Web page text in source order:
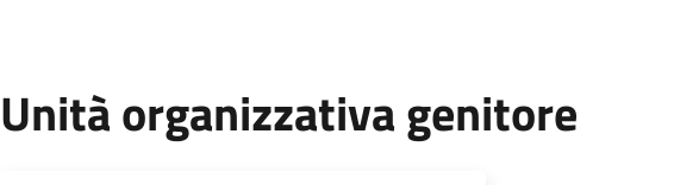
Unità organizzativa genitore